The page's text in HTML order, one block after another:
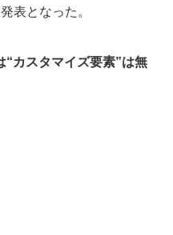
表となった。
カスタマイズ要素”は無